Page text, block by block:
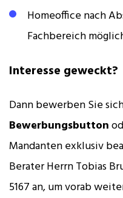
Homeoffice nach
Fachbereich
Interesse geweckt?
Dann bewerben Sie
Bewerbungsbutton
Mandanten exklusiv
Berater Herrn Tobias
5167 an, um vorab